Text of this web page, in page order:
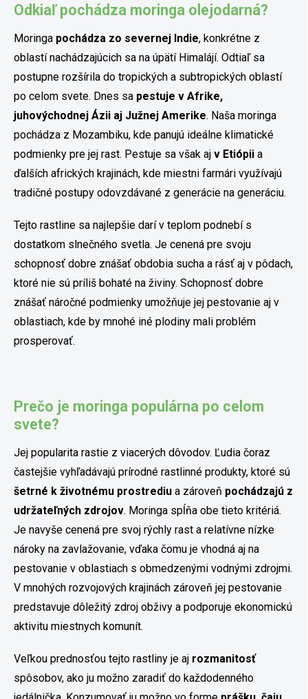
Odkiaľ pochádza moringa olejodarná?
Moringa pochádza zo severnej Indie, konkrétne z
oblastí nachádzajúcich sa na úpätí Himalájí. Odtiaľ sa
postupne rozšírila do tropických a subtropických oblastí
po celom svete. Dnes sa pestuje v Afrike,
juhovýchodnej Ázii aj Južnej Amerike. Naša moringa
pochádza z Mozambiku, kde panujú ideálne klimatické
podmienky pre jej rast. Pestuje sa však aj v Etiópii a
ďalších afrických krajinách, kde miestni farmári využívajú
tradičné postupy odovzdávané z generácie na generáciu.
Tejto rastline sa najlepšie darí v teplom podnebí s
dostatkom slnečného svetla. Je cenená pre svoju
schopnosť dobre znášať obdobia sucha a rásť aj v pôdach,
ktoré nie sú príliš bohaté na živiny. Schopnosť dobre
znášať náročné podmienky umožňuje jej pestovanie aj v
oblastiach, kde by mnohé iné plodiny mali problém
prosperovať.
Prečo je moringa populárna po celom
svete?
Jej popularita rastie z viacerých dôvodov. Ľudia čoraz
častejšie vyhľadávajú prírodné rastlinné produkty, ktoré sú
šetrné k životnému prostrediu a zároveň pochádzajú z
udržateľných zdrojov. Moringa spĺňa obe tieto kritériá.
Je navyše cenená pre svoj rýchly rast a relatívne nízke
nároky na zavlažovanie, vďaka čomu je vhodná aj na
pestovanie v oblastiach s obmedzenými vodnými zdrojmi.
V mnohých rozvojových krajinách zároveň jej pestovanie
predstavuje dôležitý zdroj obživy a podporuje ekonomickú
aktivitu miestnych komunít.
Veľkou prednosťou tejto rastliny je aj rozmanitosť
spôsobov, ako ju možno zaradiť do každodenného